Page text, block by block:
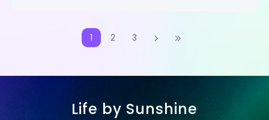
1 2 3
Life by Sunshine